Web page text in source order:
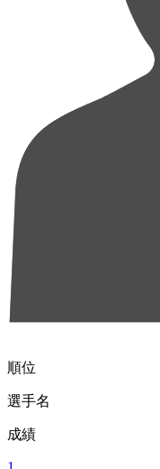
順位
選手名
成績